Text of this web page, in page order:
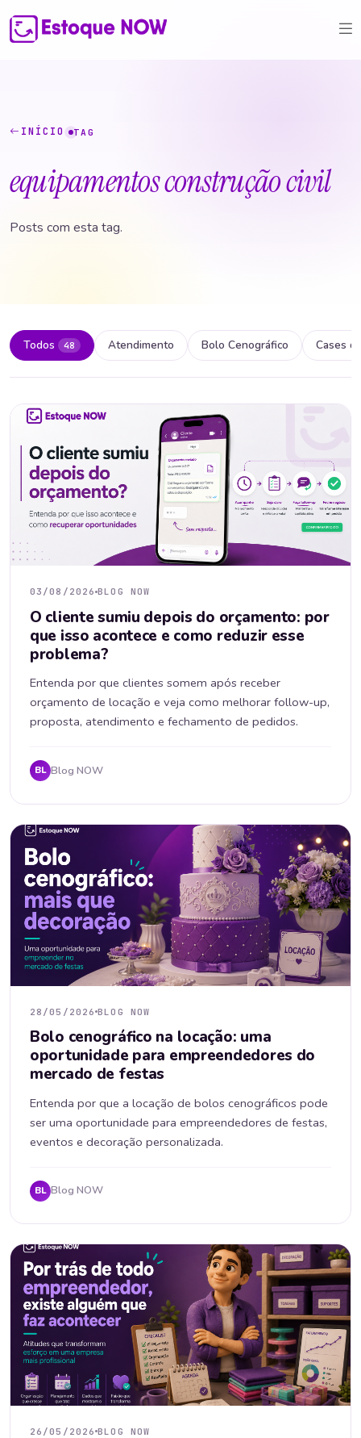
INÍCIO TAG
equipamentos construção civil
Posts com esta tag.
Todos 48 Atendimento Bolo Cenográfico Cases
03/08/2026 BLOG NOW
O cliente sumiu depois do orçamento: por
que isso acontece e como reduzir esse
problema?
Entenda por que clientes somem após receber
orçamento de locação e veja como melhorar follow-up,
proposta, atendimento e fechamento de pedidos.
BL Blog NOW
28/05/2026 BLOG NOW
Bolo cenográfico na locação: uma
oportunidade para empreendedores do
mercado de festas
Entenda por que a locação de bolos cenográficos pode
ser uma oportunidade para empreendedores de festas,
eventos e decoração personalizada.
BL Blog NOW
26/05/2026 BLOG NOW